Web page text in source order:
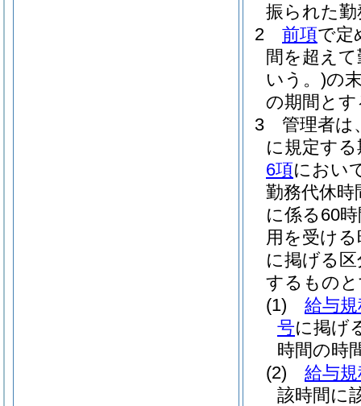
振られた
2
前項で定
間を超え
いう。)の
の期間とす
3
管理者は
に規定す
6項におい
勤務代休
に係る60
用を受ける
に掲げる
するもの
(1)
給与
号に掲げ
時間の時
(2)
給与
該時間に